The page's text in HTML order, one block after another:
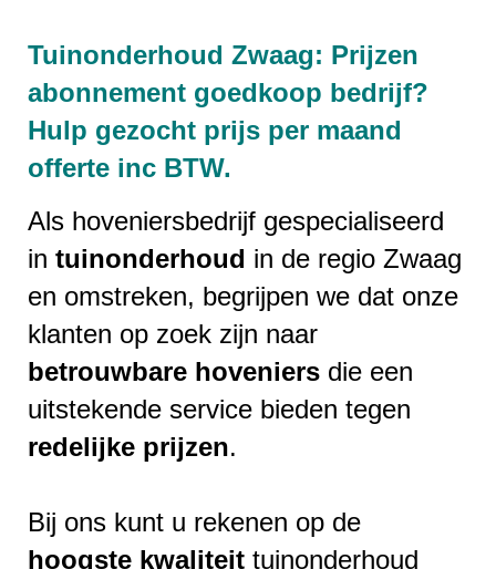
Tuinonderhoud Zwaag: Prijzen
abonnement goedkoop bedrijf?
Hulp gezocht prijs per maand
offerte inc BTW.
Als hoveniersbedrijf gespecialiseerd
in tuinonderhoud in de regio Zwaag
en omstreken, begrijpen we dat onze
klanten op zoek zijn naar
betrouwbare hoveniers die een
uitstekende service bieden tegen
redelijke prijzen.
Bij ons kunt u rekenen op de
hoogste kwaliteit tuinonderhoud